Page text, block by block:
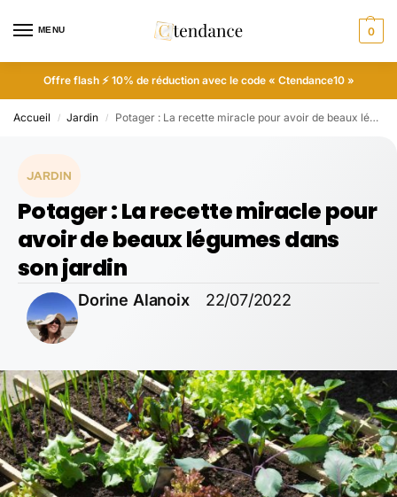
MENU 0
Offre flash ⚡ 10% de réduction avec le code « Ctendance10 »
Accueil / Jardin / Potager : La recette miracle pour avoir de beaux légumes dans son jardin
JARDIN
Potager : La recette miracle pour
avoir de beaux légumes dans
son jardin
Dorine Alanoix 22/07/2022